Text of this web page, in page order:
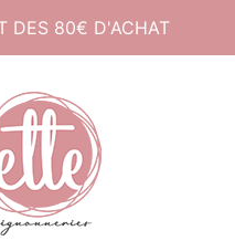
DES 80€ D'ACHAT